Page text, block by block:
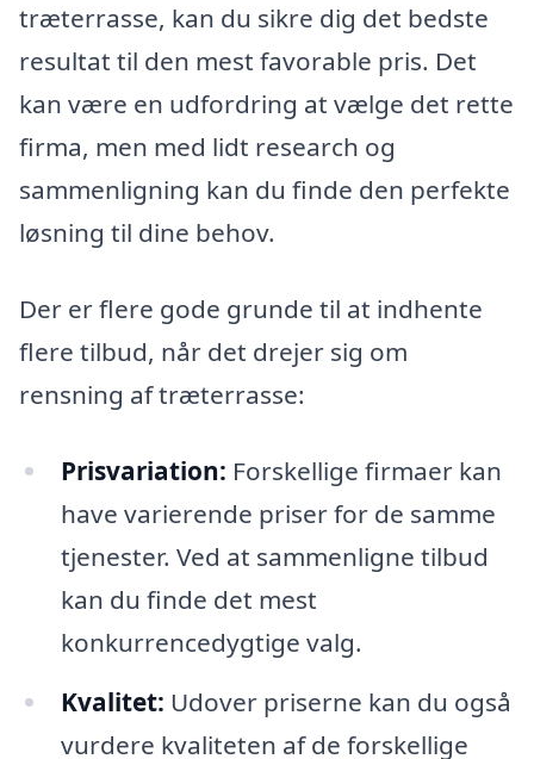
træterrasse, kan du sikre dig det bedste
resultat til den mest favorable pris. Det
kan være en udfordring at vælge det rette
firma, men med lidt research og
sammenligning kan du finde den perfekte
løsning til dine behov.
Der er flere gode grunde til at indhente
flere tilbud, når det drejer sig om
rensning af træterrasse:
Prisvariation: Forskellige firmaer kan
have varierende priser for de samme
tjenester. Ved at sammenligne tilbud
kan du finde det mest
konkurrencedygtige valg.
Kvalitet: Udover priserne kan du også
vurdere kvaliteten af de forskellige